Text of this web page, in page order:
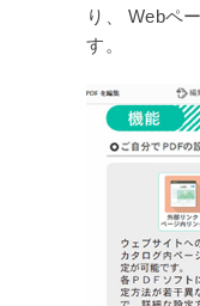
り、 Webペ
す。